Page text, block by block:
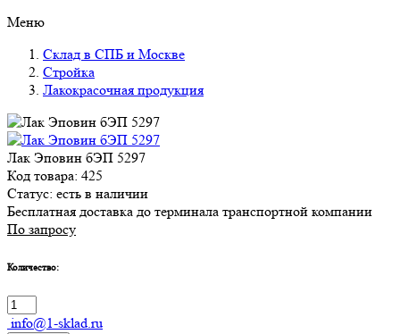
Меню
Склад в СПБ и Москве
Стройка
Лакокрасочная продукция
Лак Эповин бЭП 5297
Код товара: 425
Статус: есть в наличии
Бесплатная доставка до терминала транспортной компании
По запросу
Количество:
info@1-sklad.ru